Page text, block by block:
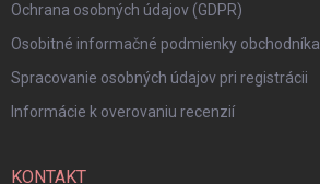
Ochrana osobných údajov (GDPR)
Osobitné informačné podmienky obchodníka
Spracovanie osobných údajov pri registrácii
Informácie k overovaniu recenzií
KONTAKT